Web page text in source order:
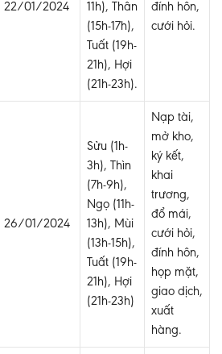
22/01/2024
11h), Thân
(15h-17h),
Tuất (19h-
21h), Hợi
(21h-23h).
đính hôn,
cưới hỏi.
26/01/2024
Sửu (1h-
3h), Thìn
(7h-9h),
Ngọ (11h-
13h), Mùi
(13h-15h),
Tuất (19h-
21h), Hợi
(21h-23h)
Nạp tài,
mở kho,
ký kết,
khai
trương,
đổ mái,
cưới hỏi,
đính hôn,
họp mặt,
giao dịch,
xuất
hàng.